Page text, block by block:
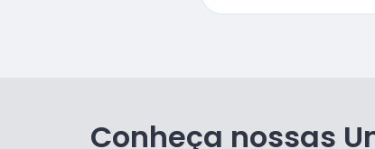
Conheça nossas